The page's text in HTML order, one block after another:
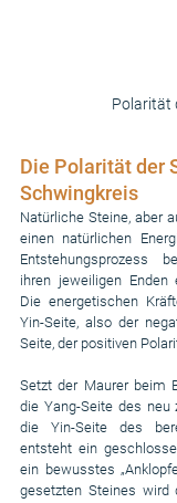
Polarität
Die Polarität der
Schwingkreis
Natürliche Steine, aber
einen natürlichen
Entstehungsprozess
ihren jeweiligen Enden
Die energetischen
Yin-Seite, also der
Seite, der positiven
Setzt der Maurer beim
die Yang-Seite des neu
die Yin-Seite des
entsteht ein
ein bewusstes
gesetzten Steines wird